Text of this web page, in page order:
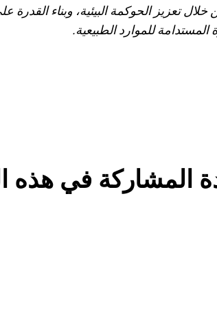
خلال تعزيز الحوكمة البيئية، وبناء القدرة
المستدامة للموارد الطبيعية.
المشاركة في هذه